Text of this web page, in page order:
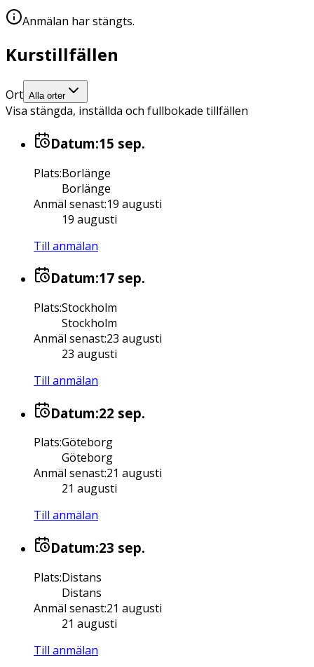
Anmälan har stängts.
Kurstillfällen
Ort Alla orter
Visa stängda, inställda och fullbokade tillfällen
Datum:15 sep.
Plats:Borlänge
Borlänge
Anmäl senast:19 augusti
19 augusti
Till anmälan
Datum:17 sep.
Plats:Stockholm
Stockholm
Anmäl senast:23 augusti
23 augusti
Till anmälan
Datum:22 sep.
Plats:Göteborg
Göteborg
Anmäl senast:21 augusti
21 augusti
Till anmälan
Datum:23 sep.
Plats:Distans
Distans
Anmäl senast:21 augusti
21 augusti
Till anmälan